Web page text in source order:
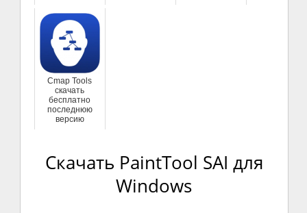
Cmap Tools
скачать
бесплатно
последнюю
версию
Скачать PaintTool SAI для
Windows